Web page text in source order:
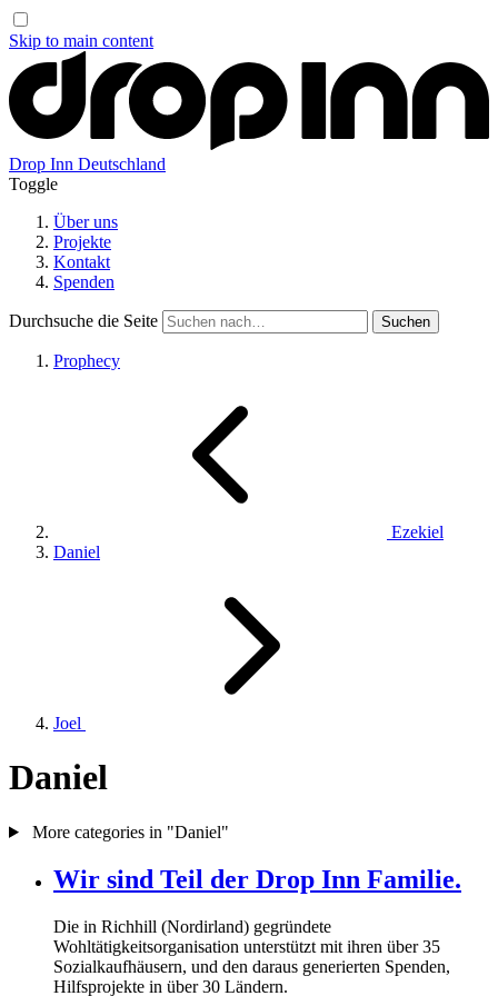
Skip to main content
Drop Inn Deutschland
Toggle
Über uns
Projekte
Kontakt
Spenden
Durchsuche die Seite
Prophecy
Ezekiel
Daniel
Joel
Daniel
More categories in "Daniel"
Wir sind Teil der Drop Inn Familie.
Die in Richhill (Nordirland) gegründete
Wohltätigkeitsorganisation unterstützt mit ihren über35
Sozialkaufhäusern, und den daraus generierten Spenden,
Hilfsprojekte in über30 Ländern.